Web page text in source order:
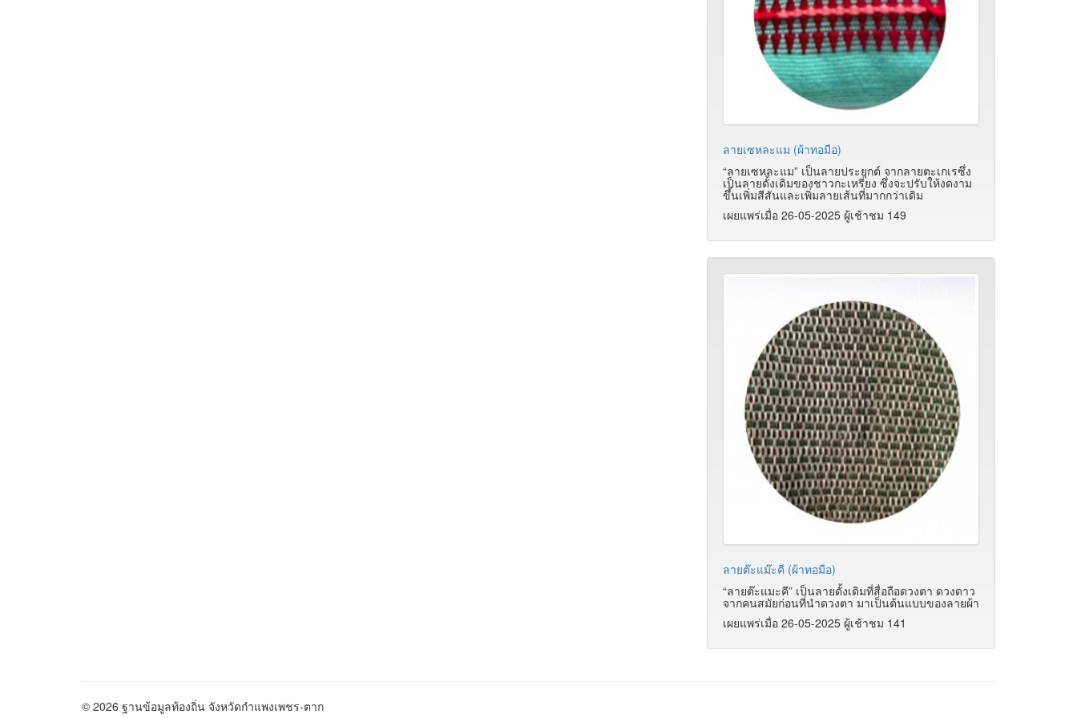
ลายเซหละแม (ผ้าทอมือ)
“ลายเซหละแม” เป็นลายประยุกต์ จากลายตะเกเรซึ่ง
เป็นลายดั้งเดิมของชาวกะเหรี่ยง ซึ่งจะปรับให้งดงาม
ขึ้นเพิ่มสีสันและเพิ่มลายเส้นที่มากกว่าเดิม
เผยแพร่เมื่อ 26-05-2025 ผู้เช้าชม 149
ลายต๊ะแม๊ะคี (ผ้าทอมือ)
“ลายต๊ะแมะคี” เป็นลายดั้งเดิมที่สื่อถือดวงตา ดวงดาว
จากคนสมัยก่อนที่นำดวงตา มาเป็นต้นแบบของลายผ้า
เผยแพร่เมื่อ 26-05-2025 ผู้เช้าชม 141
© 2026 ฐานข้อมูลท้องถิ่น จังหวัดกำแพงเพชร-ตาก